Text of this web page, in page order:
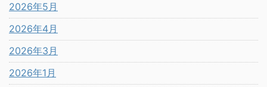
2026年5月
2026年4月
2026年3月
2026年1月